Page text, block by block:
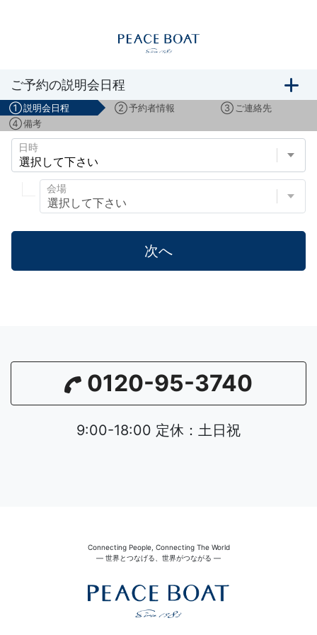
船旅説明会のご予約
ご予約の説明会日程
①説明会日程 ②予約者情報 ③ ご連絡先
④備考
日時
会場
次へ
0120-95-3740
9:00-18:00 定休：土日祝
Connecting People, Connecting The World
― 世界とつなげる、世界がつながる ―